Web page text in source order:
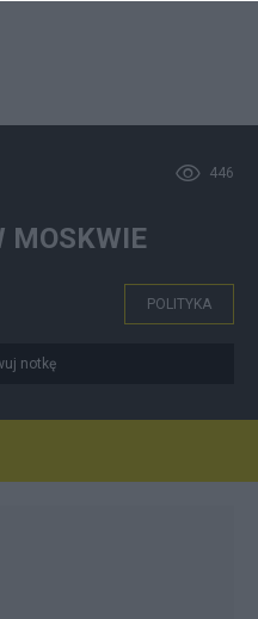
446
MOSKWIE
POLITYKA
notkę